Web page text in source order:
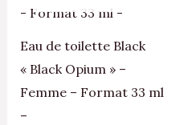
Eau de toilette Black
« Black Opium » –
Femme – Format 33 ml
–